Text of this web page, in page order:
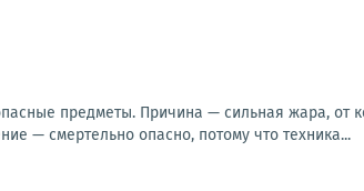
предметы. Причина — сильная жара, от
— смертельно опасно, потому что техника...